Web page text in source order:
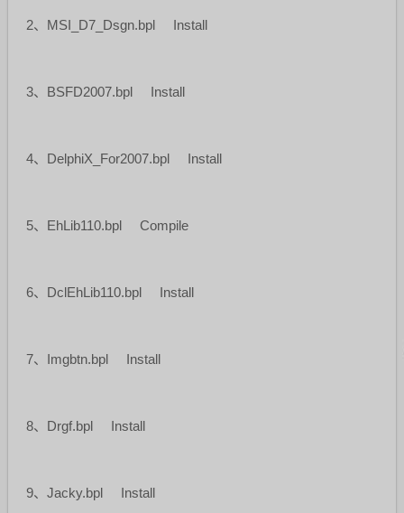
2、MSI_D7_Dsgn.bpl Install
3、BSFD2007.bpl Install
4、DelphiX_For2007.bpl Install
5、EhLib110.bpl Compile
6、DclEhLib110.bpl Install
7、Imgbtn.bpl Install
8、Drgf.bpl Install
9、Jacky.bpl Install